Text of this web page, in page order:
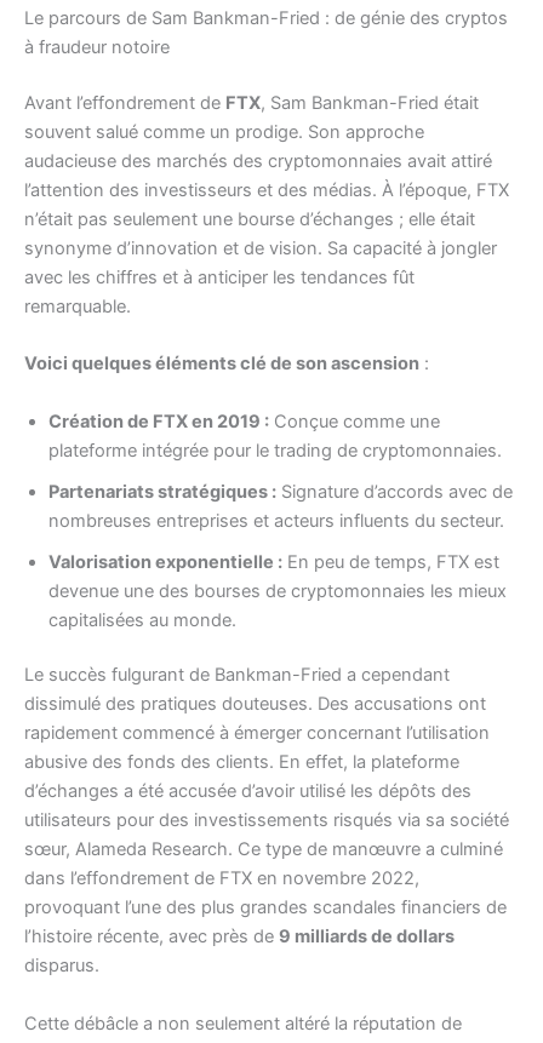
Le parcours de Sam Bankman-Fried : de génie des cryptos
à fraudeur notoire
Avant l’effondrement de FTX, Sam Bankman-Fried était
souvent salué comme un prodige. Son approche
audacieuse des marchés des cryptomonnaies avait attiré
l’attention des investisseurs et des médias. À l’époque, FTX
n’était pas seulement une bourse d’échanges ; elle était
synonyme d’innovation et de vision. Sa capacité à jongler
avec les chiffres et à anticiper les tendances fût
remarquable.
Voici quelques éléments clé de son ascension :
Création de FTX en 2019 : Conçue comme une
plateforme intégrée pour le trading de cryptomonnaies.
Partenariats stratégiques : Signature d’accords avec de
nombreuses entreprises et acteurs influents du secteur.
Valorisation exponentielle : En peu de temps, FTX est
devenue une des bourses de cryptomonnaies les mieux
capitalisées au monde.
Le succès fulgurant de Bankman-Fried a cependant
dissimulé des pratiques douteuses. Des accusations ont
rapidement commencé à émerger concernant l’utilisation
abusive des fonds des clients. En effet, la plateforme
d’échanges a été accusée d’avoir utilisé les dépôts des
utilisateurs pour des investissements risqués via sa société
sœur, Alameda Research. Ce type de manœuvre a culminé
dans l’effondrement de FTX en novembre 2022,
provoquant l’une des plus grandes scandales financiers de
l’histoire récente, avec près de 9 milliards de dollars
disparus.
Cette débâcle a non seulement altéré la réputation de